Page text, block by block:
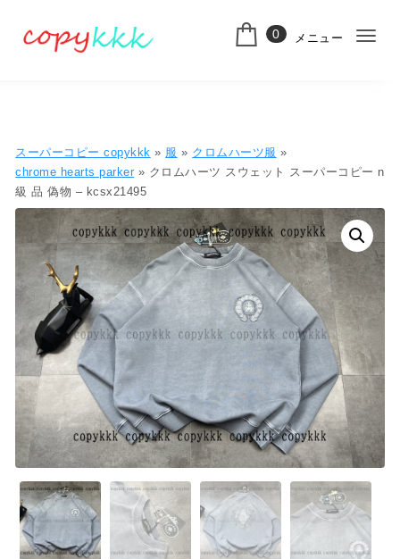
0 メニュー
ナ
シ
ョ
ン
切
り
替
え
スーパーコピー copykkk » 服 » クロムハーツ服 »
chrome hearts parker » クロムハーツ スウェット スーパーコピー n
級 品 偽物 – kcsx21495